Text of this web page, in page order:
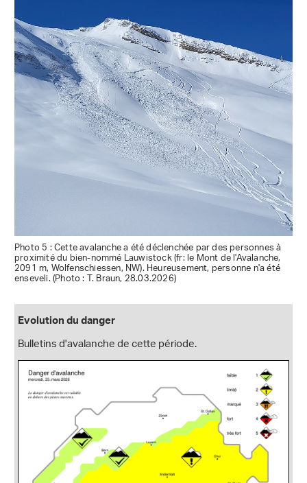
Photo 5 : Cette avalanche a été déclenchée par des personnes à
proximité du bien-nommé Lauwistock (fr: le Mont de l'Avalanche,
2091 m, Wolfenschiessen, NW). Heureusement, personne n'a été
enseveli. (Photo : T. Braun, 28.03.2026)
Evolution du danger
Bulletins d'avalanche de cette période.